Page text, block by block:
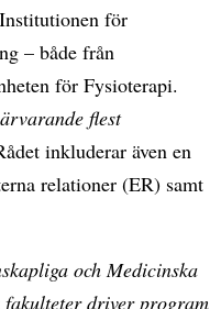
för
– både från
för Fysioterapi.
flest
inkluderar även en
relationer (ER) samt
och Medicinska
driver program